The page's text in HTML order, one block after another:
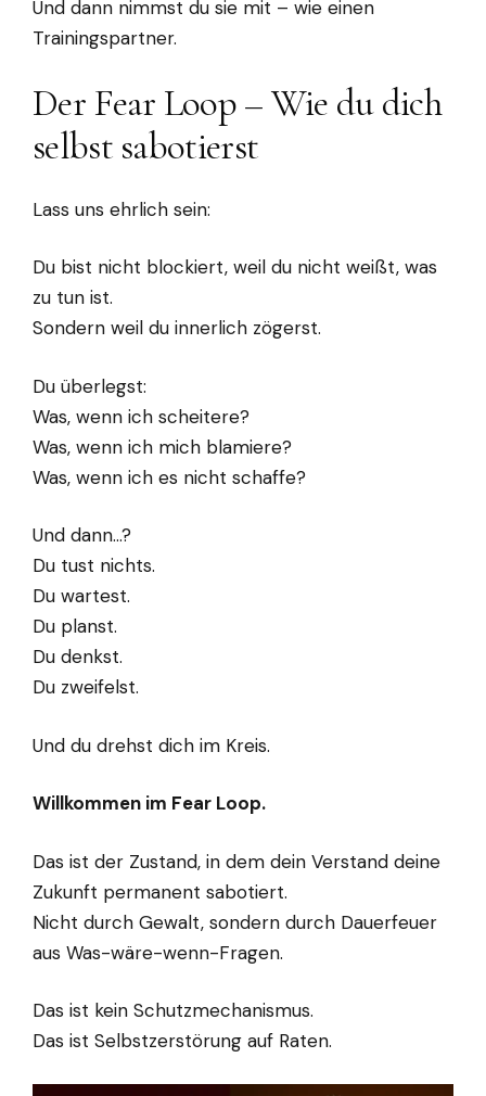
Und dann nimmst du sie mit – wie einen
Trainingspartner.
Der Fear Loop – Wie du dich
selbst sabotierst
Lass uns ehrlich sein:
Du bist nicht blockiert, weil du nicht weißt, was
zu tun ist.
Sondern weil du innerlich zögerst.
Du überlegst:
Was, wenn ich scheitere?
Was, wenn ich mich blamiere?
Was, wenn ich es nicht schaffe?
Und dann…?
Du tust nichts.
Du wartest.
Du planst.
Du denkst.
Du zweifelst.
Und du drehst dich im Kreis.
Willkommen im Fear Loop.
Das ist der Zustand, in dem dein Verstand deine
Zukunft permanent sabotiert.
Nicht durch Gewalt, sondern durch Dauerfeuer
aus Was-wäre-wenn-Fragen.
Das ist kein Schutzmechanismus.
Das ist Selbstzerstörung auf Raten.